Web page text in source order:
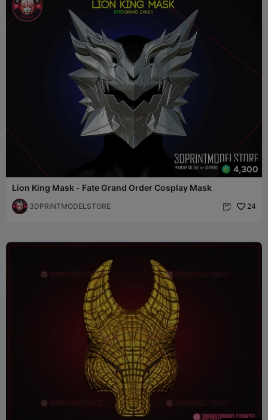
4,300
Lion King Mask - Fate Grand Order Cosplay Mask
3DPRINTMODELSTORE  24